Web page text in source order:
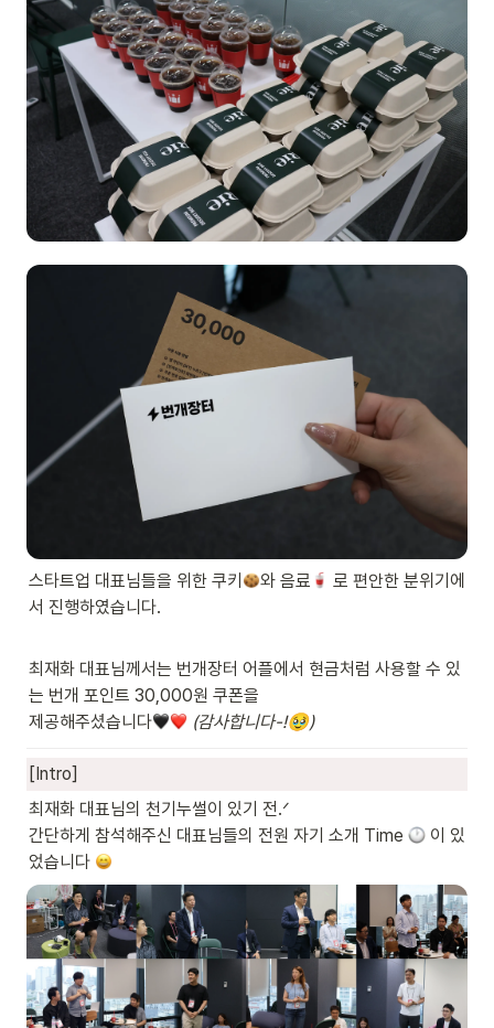
스타트업 대표님들을 위한 쿠키 와 음료
로 편안한 분위기에
서 진행하였습니다.
최재화 대표님께서는 번개장터 어플에서 현금처럼 사용할 수 있
는 번개 포인트 30,000원 쿠폰을
제공해주셨습니다
(감사합니다-!🥹)
[Intro]
최재화 대표님의 천기누썰이 있기 전.ᐟ
간단하게 참석해주신 대표님들의 전원 자기 소개 Time
이 있
었습니다